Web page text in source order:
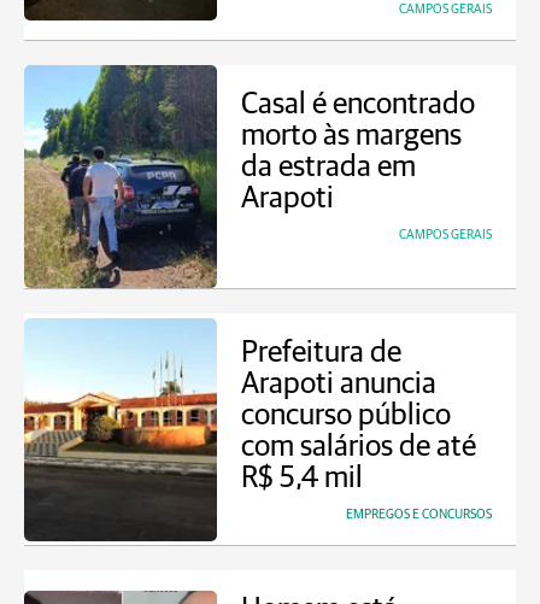
CAMPOS GERAIS
Casal é encontrado
morto às margens
da estrada em
Arapoti
CAMPOS GERAIS
Prefeitura de
Arapoti anuncia
concurso público
com salários de até
R$ 5,4 mil
EMPREGOS E CONCURSOS